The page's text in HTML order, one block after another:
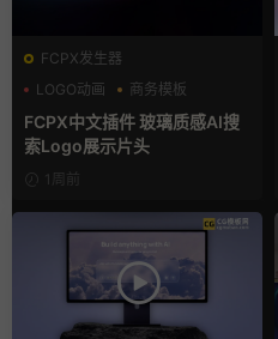
FCPX发生器
LOGO动画
商务模板
支持Intel+M芯片
FCPX中文插件 玻璃质感AI搜
索Logo展示片头
1周前